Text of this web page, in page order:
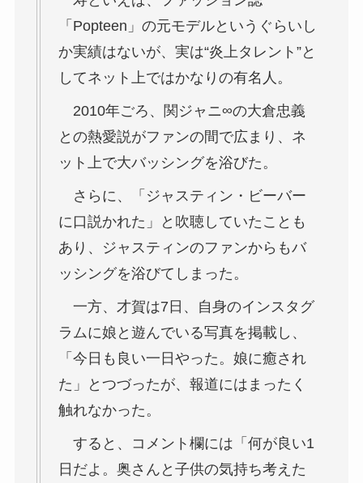
「Popteen」の元モデルというぐらいし
か実績はないが、実は“炎上タレント”と
してネット上ではかなりの有名人。
2010年ごろ、関ジャニ∞の大倉忠義
との熱愛説がファンの間で広まり、ネ
ット上で大バッシングを浴びた。
さらに、「ジャスティン・ビーバー
に口説かれた」と吹聴していたことも
あり、ジャスティンのファンからもバ
ッシングを浴びてしまった。
一方、才賀は7日、自身のインスタグ
ラムに娘と遊んでいる写真を掲載し、
「今日も良い一日やった。娘に癒され
た」とつづったが、報道にはまったく
触れなかった。
すると、コメント欄には「何が良い1
日だよ。奥さんと子供の気持ち考えた